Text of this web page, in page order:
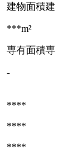
建物面積建
***m²
専有面積専
-
****
****
****